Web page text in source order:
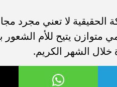
الحقيقية لا تعني مجرد
يتيح للأم الشعور
خلال الشهر الكريم.